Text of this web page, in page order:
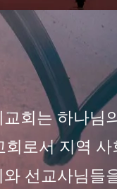
회는 하나님
회로서지역 사
선교사님들